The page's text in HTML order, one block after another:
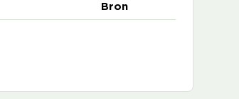
Bron